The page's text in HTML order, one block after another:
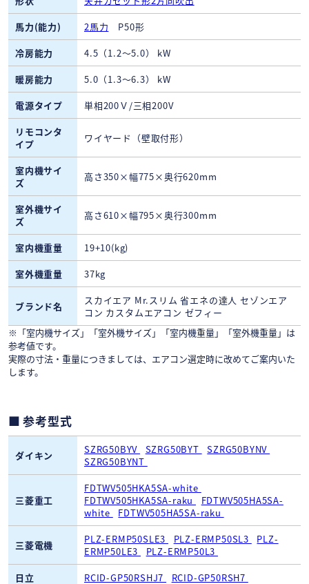
馬力(能力)
2馬力 P50形
冷房能力
4.5（1.2～5.0） kW
暖房能力
5.0（1.3～6.3） kW
電源タイプ
単相200Ｖ/三相200V
リモコンタ
イプ
ワイヤード（壁取付形）
室内機サイ
ズ
高さ350×幅775×奥行620mm
室外機サイ
ズ
高さ610×幅795×奥行300mm
室内機重量
19+10(kg)
室外機重量
37kg
ブランド名
スカイエア Mr.スリム 省エネの達人 セゾンエア
コン カスタムエアコン ゼフィー
※「室内機サイズ」「室外機サイズ」「室内機重量」「室外機重量」は
参考値です。
実際の寸法・重量につきましては、エアコン選定時に改めてご案内いた
します。
参考型式
ダイキン SZRG50BYV SZRG50BYT
SZRG50BYNV
SZRG50BYNT
三菱重工
FDTWV505HKA5SA-white
FDTWV505HKA5SA-raku
FDTWV505HA5SA-
white
FDTWV505HA5SA-raku
三菱電機 PLZ-ERMP50SLE3 PLZ-ERMP50SL3
PLZ-
ERMP50LE3
PLZ-ERMP50L3
日立
RCID-GP50RSHJ7
RCID-GP50RSH7